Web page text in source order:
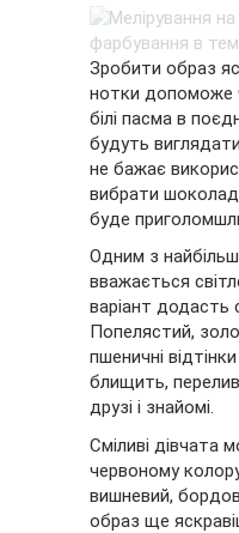
Зробити образ
нотки допоможе
білі пасма в
будуть
не бажає
вибрати
буде
Одним з найбільш
вважається
варіант додасть
Попелястий,
пшеничні
блищить,
друзі і знайомі.
Сміливі дівчата
червоному
вишневий,
образ ще